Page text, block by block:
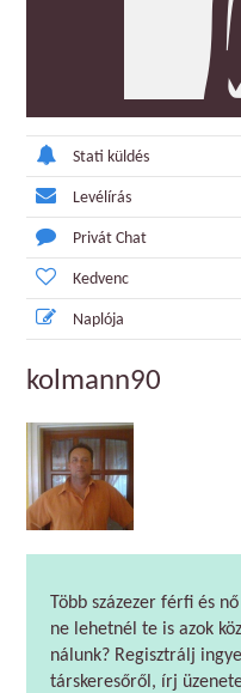
Stati küldés
Levélírás
Privát Chat
Kedvenc
Naplója
kolmann90
Több százezer férfi és
ne lehetnél te is azok
nálunk? Regisztrálj
társkeresőről, írj